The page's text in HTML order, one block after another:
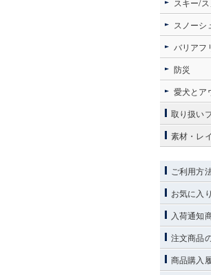
スキー/
スノーシ
バリアフ
防災
愛犬とア
取り扱い
素材・レ
ご利用方
お気に入
入荷通知
注文商品
商品購入